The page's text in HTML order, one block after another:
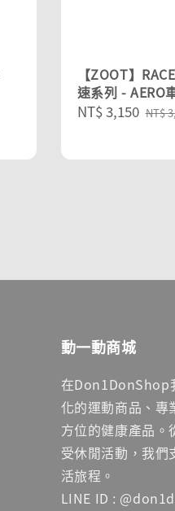
【ZOOT】
速系列 - AERO
Sale
NT$ 3,150 NT$
動一動商城
在Don1DonShop
化的運動商品、專
方位的健康產品。
受休閒活動，我們
活旅程。
LINE ID :